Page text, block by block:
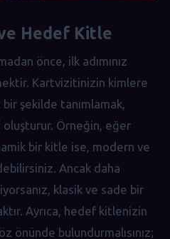
ve Hedef Kitle
önce, ilk adımınız
Kartvizitinizin kimlere
şekilde tanımlamak,
Örneğin, eğer
bir kitle ise, modern ve
Ancak daha
klasik ve sade bir
Ayrıca, hedef kitlenizin
önünde bulundurmalısınız;